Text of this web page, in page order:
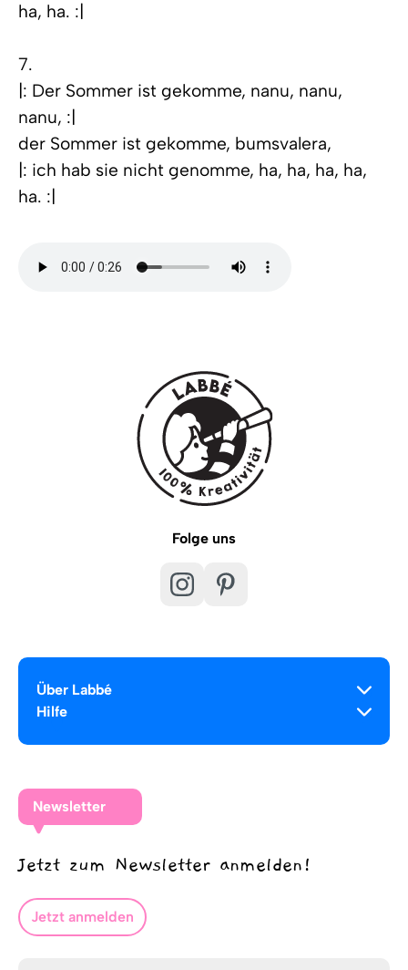
ha, ha. :|
7.
|: Der Sommer ist gekomme, nanu, nanu,
nanu, :|
der Sommer ist gekomme, bumsvalera,
|: ich hab sie nicht genomme, ha, ha, ha, ha,
ha. :|
Folge uns
Über Labbé
Hilfe
Newsletter
Jetzt zum Newsletter anmelden!
Jetzt anmelden